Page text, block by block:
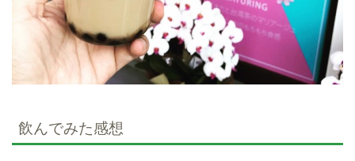
飲んでみた感想